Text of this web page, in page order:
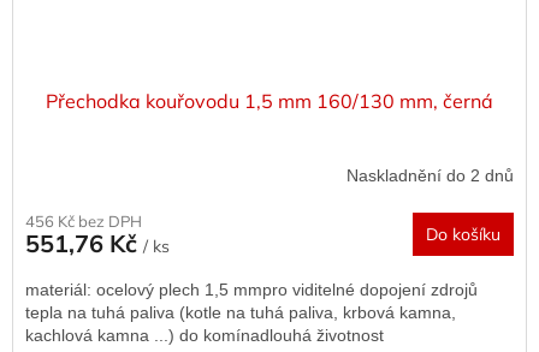
Přechodka kouřovodu 1,5 mm 160/130 mm, černá
Naskladnění do 2 dnů
456 Kč bez DPH
551,76 Kč / ks
Do košíku
materiál: ocelový plech 1,5 mmpro viditelné dopojení zdrojů
tepla na tuhá paliva (kotle na tuhá paliva, krbová kamna,
kachlová kamna ...) do komínadlouhá životnost